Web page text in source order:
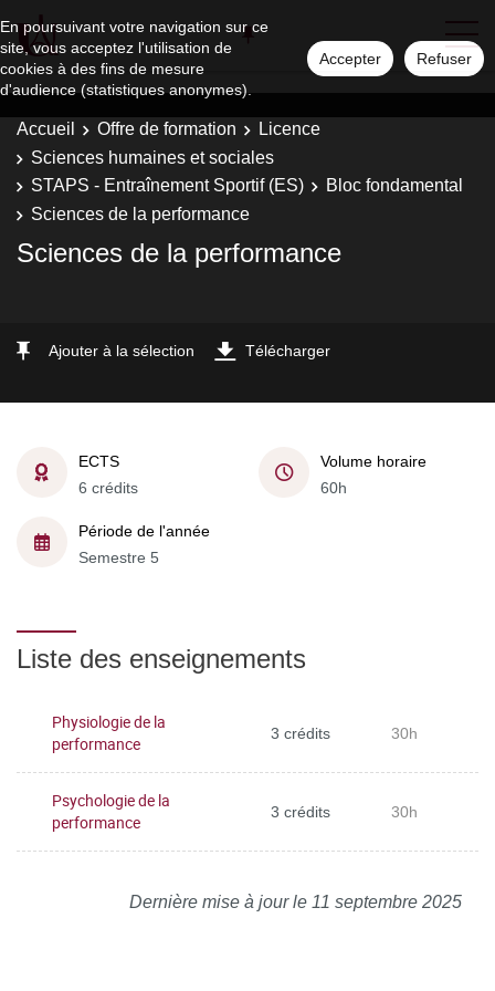
En poursuivant votre navigation sur ce
site, vous acceptez l'utilisation de
cookies à des fins de mesure
d'audience (statistiques anonymes).
Accepter Refuser
Accueil Offre de formation
Licence
Sciences humaines et sociales
STAPS - Entraînement Sportif (ES)
Bloc fondamental
Sciences de la performance
Sciences de la performance
Ajouter à la sélection Télécharger
ECTS
6 crédits
Volume horaire
60h
Période de l'année
Semestre 5
Liste des enseignements
Physiologie de la
performance
3 crédits 30h
Psychologie de la
performance
3 crédits 30h
Dernière mise à jour le 11 septembre 2025